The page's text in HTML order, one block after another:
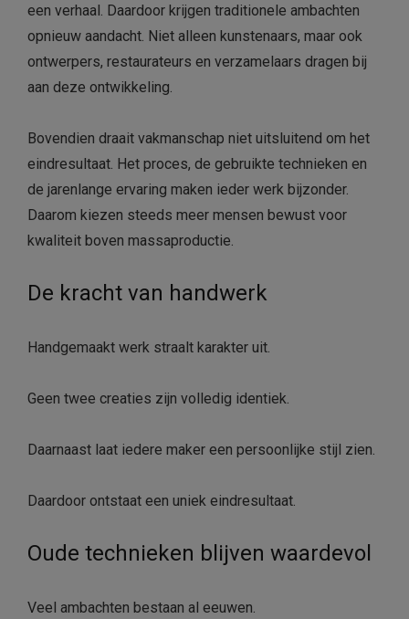
een verhaal. Daardoor krijgen traditionele ambachten
opnieuw aandacht. Niet alleen kunstenaars, maar ook
ontwerpers, restaurateurs en verzamelaars dragen bij
aan deze ontwikkeling.
Bovendien draait vakmanschap niet uitsluitend om het
eindresultaat. Het proces, de gebruikte technieken en
de jarenlange ervaring maken ieder werk bijzonder.
Daarom kiezen steeds meer mensen bewust voor
kwaliteit boven massaproductie.
De kracht van handwerk
Handgemaakt werk straalt karakter uit.
Geen twee creaties zijn volledig identiek.
Daarnaast laat iedere maker een persoonlijke stijl zien.
Daardoor ontstaat een uniek eindresultaat.
Oude technieken blijven waardevol
Veel ambachten bestaan al eeuwen.